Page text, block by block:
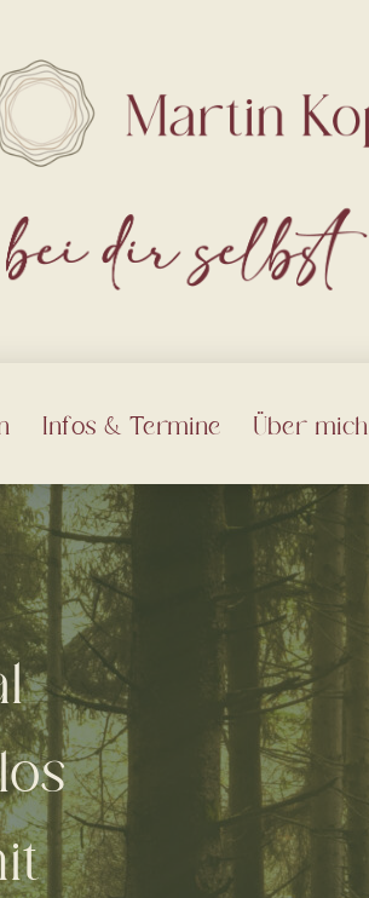
Infos & Termine Über mich